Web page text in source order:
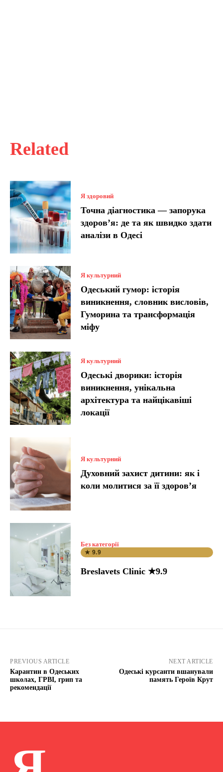
Related
Я здоровий
Точна діагностика — запорука
здоров’я: де та як швидко здати
аналізи в Одесі
Я культурний
Одеський гумор: історія
виникнення, словник висловів,
Гуморина та трансформація
міфу
Я культурний
Одеські дворики: історія
виникнення, унікальна
архітектура та найцікавіші
локації
Я культурний
Духовний захист дитини: як і
коли молитися за її здоров’я
Без категорії
★ 9.9
Breslavets Clinic ★9.9
PREVIOUS ARTICLE
Карантин в Одеських
школах, ГРВІ, грип та
рекомендації
NEXT ARTICLE
Одеські курсанти вшанували
память Героїв Крут